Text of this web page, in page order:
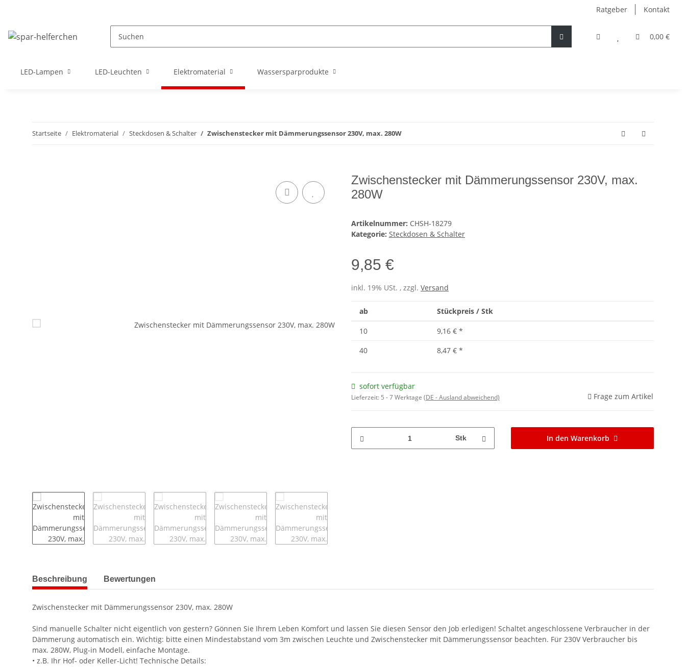
Ratgeber Kontakt
0,00 €
LED-Lampen LED-Leuchten Elektromaterial Wassersparprodukte
Startseite Elektromaterial Steckdosen & Schalter Zwischenstecker mit Dämmerungssensor 230V, max. 280W
Zwischenstecker mit Dämmerungssensor 230V, max.
280W
Artikelnummer: CHSH-18279
Kategorie: Steckdosen & Schalter
9,85 €
inkl. 19% USt. , zzgl. Versand
ab Stückpreis / Stk
10 9,16 € *
40
8,47 € *
sofort verfügbar
Lieferzeit: 5 - 7 Werktage (DE - Ausland abweichend) Frage zum Artikel
Stk In den Warenkorb
Beschreibung Bewertungen
Zwischenstecker mit Dämmerungssensor 230V, max. 280W
Sind manuelle Schalter nicht eigentlich von gestern? Gönnen Sie Ihrem Leben Komfort und lassen Sie diesen Sensor den Job erledigen! Schaltet angeschlossene Verbraucher in der
Dämmerung automatisch ein. Wichtig: bitte einen Mindestabstand vom 3m zwischen Leuchte und Zwischenstecker mit Dämmerungssensor beachten. Für 230V Verbraucher bis
max. 280W, Plug-in Modell, einfache Montage.
• z.B. Ihr Hof- oder Keller-Licht! Technische Details: